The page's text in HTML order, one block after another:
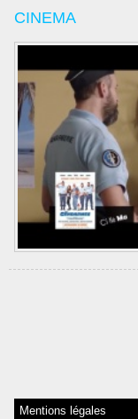
CINEMA
Mentions légales